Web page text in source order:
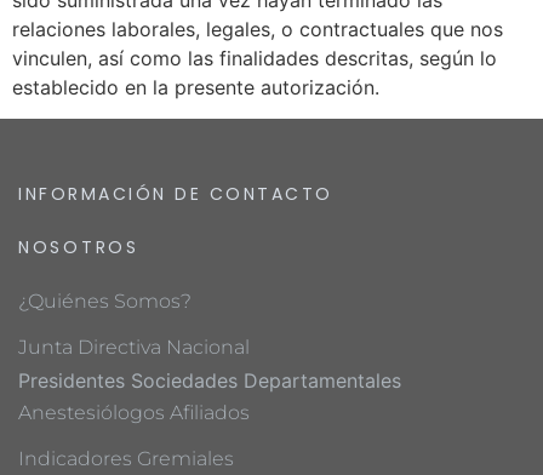
relaciones laborales, legales, o contractuales que nos
vinculen, así como las finalidades descritas, según lo
establecido en la presente autorización.
INFORMACIÓN DE CONTACTO
NOSOTROS
¿Quiénes Somos?
Junta Directiva Nacional
Presidentes Sociedades Departamentales
Anestesiólogos Afiliados
Indicadores Gremiales